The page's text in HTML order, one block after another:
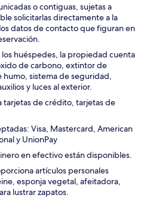
o contiguas, sujetas a
solicitarlas directamente a la
datos de contacto que figuran en
huéspedes, la propiedad cuenta
de carbono, extintor de
sistema de seguridad,
y luces al exterior.
tarjetas de crédito, tarjetas de
Visa, Mastercard, American
y UnionPay
en efectivo están disponibles.
artículos personales
esponja vegetal, afeitadora,
lustrar zapatos.